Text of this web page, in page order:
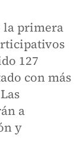
la primera
127
con más
a
y